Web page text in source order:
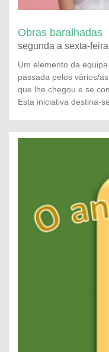
Obras baralhadas
segunda a sexta-
Um elemento da
passada pelos vários/
que lhe chegou e se
Esta iniciativa destina-